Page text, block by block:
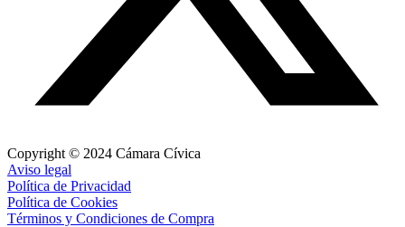
Copyright © 2024 Cámara Cívica
Aviso legal
Política de Privacidad
Política de Cookies
Términos y Condiciones de Compra